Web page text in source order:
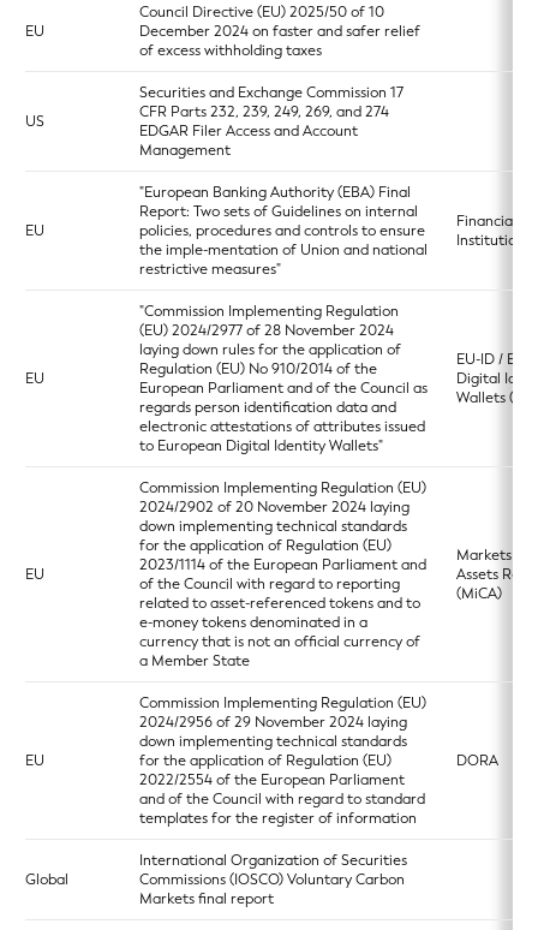
EU
Council Directive (EU) 2025/50 of 10
December 2024 on faster and safer relief
of excess withholding taxes
US
Securities and Exchange Commission 17
CFR Parts 232, 239, 249, 269, and 274
EDGAR Filer Access and Account
Management
EU
"European Banking Authority (EBA) Final
Report: Two sets of Guidelines on internal
policies, procedures and controls to ensure
the imple-mentation of Union and national
restrictive measures"
Financial
Institutions
EU
"Commission Implementing Regulation
(EU) 2024/2977 of 28 November 2024
laying down rules for the application of
Regulation (EU) No 910/2014 of the
European Parliament and of the Council as
regards person identification data and
electronic attestations of attributes issued
to European Digital Identity Wallets"
EU-ID /
Digital
Wallets
EU
Commission Implementing Regulation (EU)
2024/2902 of 20 November 2024 laying
down implementing technical standards
for the application of Regulation (EU)
2023/1114 of the European Parliament and
of the Council with regard to reporting
related to asset-referenced tokens and to
e-money tokens denominated in a
currency that is not an official currency of
a Member State
Markets in
Assets
(MiCA)
EU
Commission Implementing Regulation (EU)
2024/2956 of 29 November 2024 laying
down implementing technical standards
for the application of Regulation (EU)
2022/2554 of the European Parliament
and of the Council with regard to standard
templates for the register of information
DORA
Global
International Organization of Securities
Commissions (IOSCO) Voluntary Carbon
Markets final report